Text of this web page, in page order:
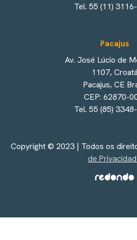
Tel. 55 (11)
Pacajus
Av. José Lúcio de
1107, Croatá
Pacajus, CE
CEP: 62870-
Tel. 55 (85)
Copyright © 2023 | Todos os
de